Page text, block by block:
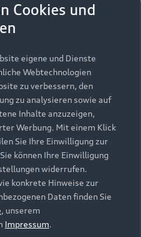
Cookies und
eigene und Dienste
Webtechnologien
zu verbessern, den
zu analysieren sowie auf
Inhalte anzuzeigen,
Werbung. Mit einem Klick
Sie Ihre Einwilligung zur
können Ihre Einwilligung
widerrufen.
konkrete Hinweise zur
Daten finden Sie
, unserem
Impressum.